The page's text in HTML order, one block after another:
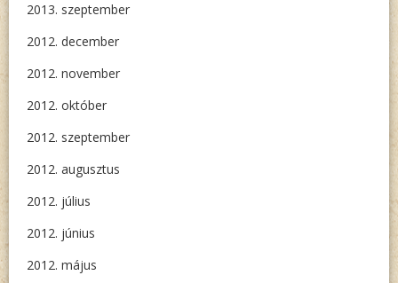
2013. szeptember
2012. december
2012. november
2012. október
2012. szeptember
2012. augusztus
2012. július
2012. június
2012. május